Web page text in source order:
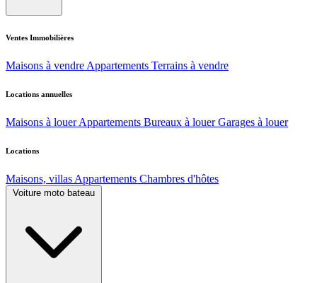
Ventes Immobilières
Maisons à vendre Appartements Terrains à vendre
Locations annuelles
Maisons à louer Appartements Bureaux à louer Garages à louer
Locations
Maisons, villas Appartements Chambres d'hôtes
Voiture moto bateau